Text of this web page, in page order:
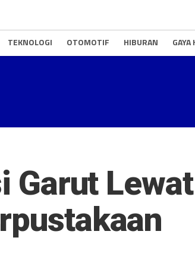
TEKNOLOGI OTOMOTIF HIBURAN GAYA
Garut